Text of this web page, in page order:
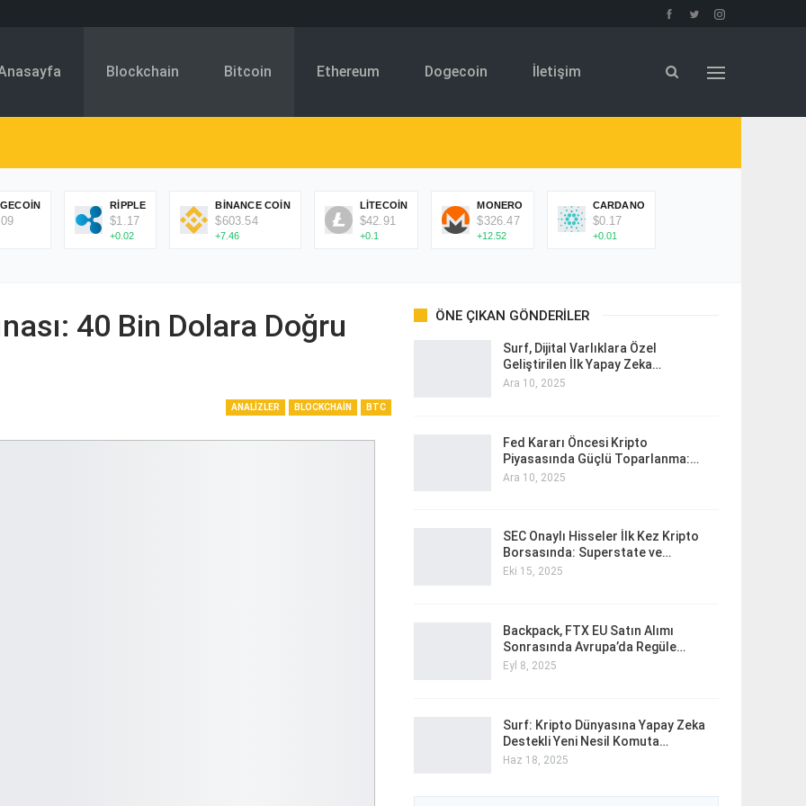
Blockchain Bitcoin Ethereum Dogecoin İletişim
RIPPLE
$1.17
+0.02
BINANCE COIN
$603.54
+7.46
LITECOIN
$42.91
+0.1
MONERO
$326.47
+12.52
CARDANO
$0.17
+0.01
40 Bin Dolara Doğru
ANALIZLER BLOCKCHAIN BTC
ÖNE ÇIKAN GÖNDERILER
Surf, Dijital Varlıklara Özel
Geliştirilen İlk Yapay Zeka…
Ara 10, 2025
Fed Kararı Öncesi Kripto
Piyasasında Güçlü Toparlanma:…
Ara 10, 2025
SEC Onaylı Hisseler İlk Kez Kripto
Borsasında: Superstate ve…
Eki 15, 2025
Backpack, FTX EU Satın Alımı
Sonrasında Avrupa’da Regüle…
Eyl 8, 2025
Surf: Kripto Dünyasına Yapay Zeka
Destekli Yeni Nesil Komuta…
Haz 18, 2025